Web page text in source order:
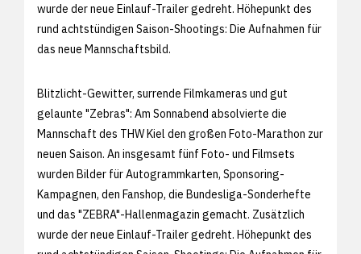
wurde der neue Einlauf-Trailer gedreht. Höhepunkt des
rund achtstündigen Saison-Shootings: Die Aufnahmen für
das neue Mannschaftsbild.
Blitzlicht-Gewitter, surrende Filmkameras und gut
gelaunte "Zebras": Am Sonnabend absolvierte die
Mannschaft des THW Kiel den großen Foto-Marathon zur
neuen Saison. An insgesamt fünf Foto- und Filmsets
wurden Bilder für Autogrammkarten, Sponsoring-
Kampagnen, den Fanshop, die Bundesliga-Sonderhefte
und das "ZEBRA"-Hallenmagazin gemacht. Zusätzlich
wurde der neue Einlauf-Trailer gedreht. Höhepunkt des